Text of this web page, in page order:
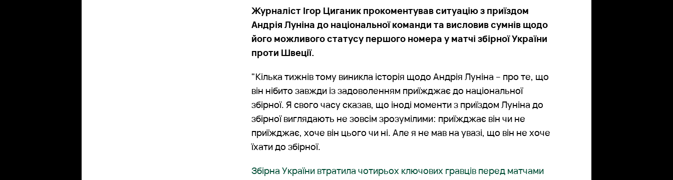
Журналіст Ігор Циганик прокоментував ситуацію з приїздом
Андрія Луніна до національної команди та висловив сумнів щодо
його можливого статусу першого номера у матчі збірної України
проти Швеції.
"Кілька тижнів тому виникла історія щодо Андрія Луніна – про те, що
він нібито завжди із задоволенням приїжджає до національної
збірної. Я свого часу сказав, що іноді моменти з приїздом Луніна до
збірної виглядають не зовсім зрозумілими: приїжджає він чи не
приїжджає, хоче він цього чи ні. Але я не мав на увазі, що він не хоче
їхати до збірної.
Збірна України втратила чотирьох ключових гравців перед матчами